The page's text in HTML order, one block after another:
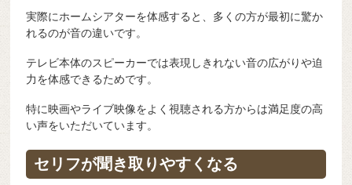
実際にホームシアターを体感すると、多くの方が最初に驚か
れるのが音の違いです。
テレビ本体のスピーカーでは表現しきれない音の広がりや迫
力を体感できるためです。
特に映画やライブ映像をよく視聴される方からは満足度の高
い声をいただいています。
セリフが聞き取りやすくなる